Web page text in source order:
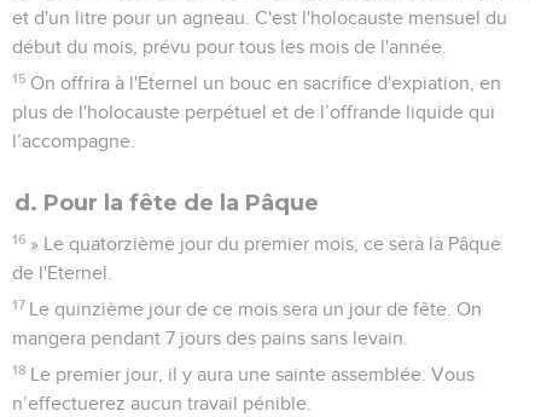
et d'un litre pour un agneau. C'est l'holocauste mensuel du
début du mois, prévu pour tous les mois de l'année.
15 On offrira à l'Eternel un bouc en sacrifice d'expiation, en
plus de l'holocauste perpétuel et de l’offrande liquide qui
l’accompagne.
d. Pour la fête de la Pâque
16 » Le quatorzième jour du premier mois, ce sera la Pâque
de l'Eternel.
17 Le quinzième jour de ce mois sera un jour de fête. On
mangera pendant 7 jours des pains sans levain.
18 Le premier jour, il y aura une sainte assemblée. Vous
n’effectuerez aucun travail pénible.